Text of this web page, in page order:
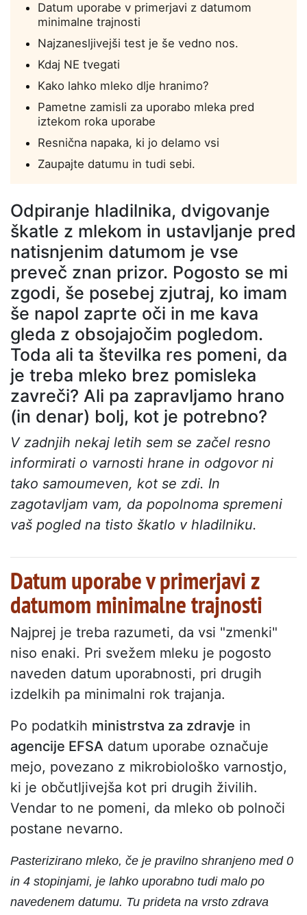
Datum uporabe v primerjavi z datumom
minimalne trajnosti
Najzanesljivejši test je še vedno nos.
Kdaj NE tvegati
Kako lahko mleko dlje hranimo?
Pametne zamisli za uporabo mleka pred
iztekom roka uporabe
Resnična napaka, ki jo delamo vsi
Zaupajte datumu in tudi sebi.
Odpiranje hladilnika, dvigovanje
škatle z mlekom in ustavljanje pred
natisnjenim datumom je vse
preveč znan prizor. Pogosto se mi
zgodi, še posebej zjutraj, ko imam
še napol zaprte oči in me kava
gleda z obsojajočim pogledom.
Toda ali ta številka res pomeni, da
je treba mleko brez pomisleka
zavreči? Ali pa zapravljamo hrano
(in denar) bolj, kot je potrebno?
V zadnjih nekaj letih sem se začel resno
informirati o varnosti hrane in odgovor ni
tako samoumeven, kot se zdi. In
zagotavljam vam, da popolnoma spremeni
vaš pogled na tisto škatlo v hladilniku.
Datum uporabe v primerjavi z
datumom minimalne trajnosti
Najprej je treba razumeti, da vsi "zmenki"
niso enaki. Pri svežem mleku je pogosto
naveden datum uporabnosti, pri drugih
izdelkih pa minimalni rok trajanja.
Po podatkih ministrstva za zdravje in
agencije EFSA datum uporabe označuje
mejo, povezano z mikrobiološko varnostjo,
ki je občutljivejša kot pri drugih živilih.
Vendar to ne pomeni, da mleko ob polnoči
postane nevarno.
Pasterizirano mleko, če je pravilno shranjeno med 0
in 4 stopinjami, je lahko uporabno tudi malo po
navedenem datumu. Tu prideta na vrsto zdrava